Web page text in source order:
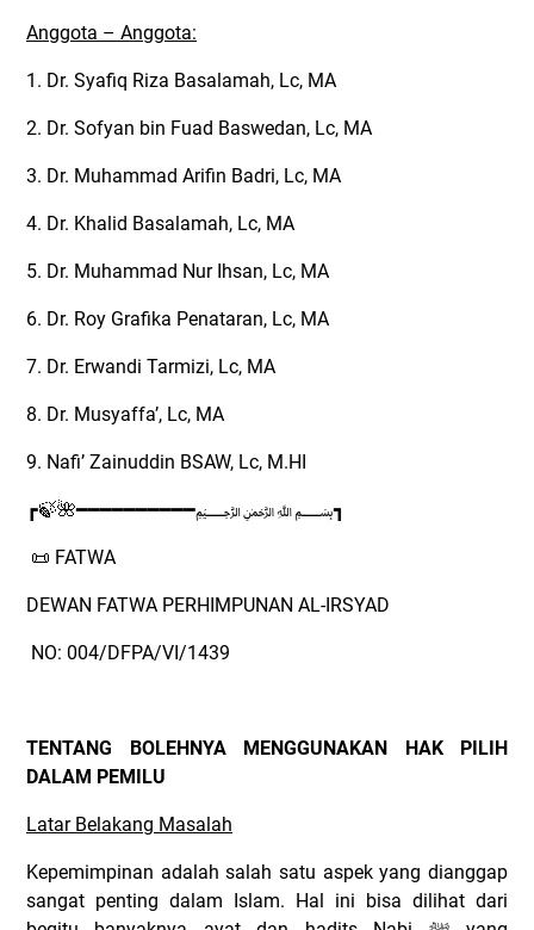
Anggota – Anggota:
1. Dr. Syafiq Riza Basalamah, Lc, MA
2. Dr. Sofyan bin Fuad Baswedan, Lc, MA
3. Dr. Muhammad Arifin Badri, Lc, MA
4. Dr. Khalid Basalamah, Lc, MA
5. Dr. Muhammad Nur Ihsan, Lc, MA
6. Dr. Roy Grafika Penataran, Lc, MA
7. Dr. Erwandi Tarmizi, Lc, MA
8. Dr. Musyaffa’, Lc, MA
9. Nafi’ Zainuddin BSAW, Lc, M.HI
┏🍃🌺━━━━━━━━━━﷽┓
📜 FATWA
DEWAN FATWA PERHIMPUNAN AL-IRSYAD
NO: 004/DFPA/VI/1439
TENTANG BOLEHNYA MENGGUNAKAN HAK PILIH
DALAM PEMILU
Latar Belakang Masalah
Kepemimpinan adalah salah satu aspek yang dianggap
sangat penting dalam Islam. Hal ini bisa dilihat dari